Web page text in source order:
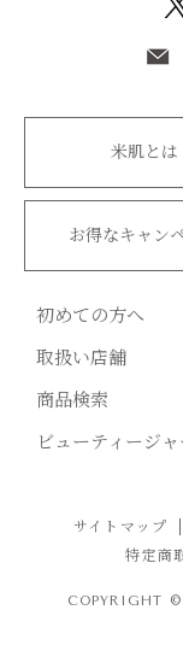
米肌とは
お得なキャン
初めての方へ
取扱い店舗
商品検索
ビューティージ
サイトマップ
特定商
COPYRIGHT